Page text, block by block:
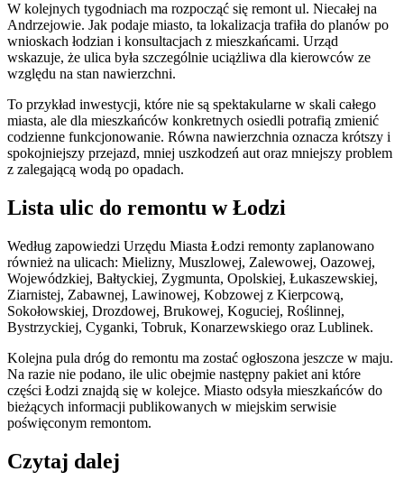
W kolejnych tygodniach ma rozpocząć się remont ul. Niecałej na
Andrzejowie. Jak podaje miasto, ta lokalizacja trafiła do planów po
wnioskach łodzian i konsultacjach z mieszkańcami. Urząd
wskazuje, że ulica była szczególnie uciążliwa dla kierowców ze
względu na stan nawierzchni.
To przykład inwestycji, które nie są spektakularne w skali całego
miasta, ale dla mieszkańców konkretnych osiedli potrafią zmienić
codzienne funkcjonowanie. Równa nawierzchnia oznacza krótszy i
spokojniejszy przejazd, mniej uszkodzeń aut oraz mniejszy problem
z zalegającą wodą po opadach.
Lista ulic do remontu w Łodzi
Według zapowiedzi Urzędu Miasta Łodzi remonty zaplanowano
również na ulicach: Mielizny, Muszlowej, Zalewowej, Oazowej,
Wojewódzkiej, Bałtyckiej, Zygmunta, Opolskiej, Łukaszewskiej,
Ziarnistej, Zabawnej, Lawinowej, Kobzowej z Kierpcową,
Sokołowskiej, Drozdowej, Brukowej, Koguciej, Roślinnej,
Bystrzyckiej, Cyganki, Tobruk, Konarzewskiego oraz Lublinek.
Kolejna pula dróg do remontu ma zostać ogłoszona jeszcze w maju.
Na razie nie podano, ile ulic obejmie następny pakiet ani które
części Łodzi znajdą się w kolejce. Miasto odsyła mieszkańców do
bieżących informacji publikowanych w miejskim serwisie
poświęconym remontom.
Czytaj dalej